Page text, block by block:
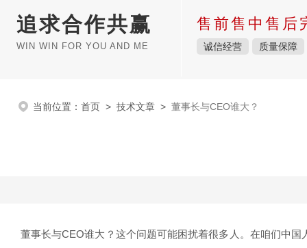
追求合作共赢
WIN WIN FOR YOU AND ME
售前售中售后
诚信经营 质量保障
当前位置： 首页 > 技术文章 > 董事长与CEO谁大？
董事长与CEO谁大？这个问题可能困扰着很多人。在咱们中